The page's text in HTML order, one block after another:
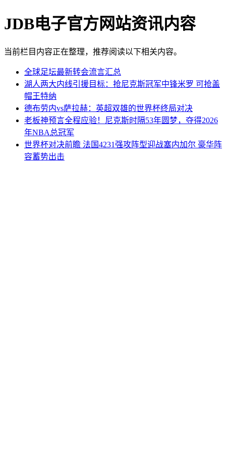
JDB电子官方网站资讯内容
当前栏目内容正在整理，推荐阅读以下相关内容。
全球足坛最新转会流言汇总
湖人两大内线引援目标：抢尼克斯冠军中锋米罗 可抢盖
帽王特纳
德布劳内vs萨拉赫：英超双雄的世界杯终局对决
老板神预言全程应验！尼克斯时隔53年圆梦，夺得2026
年NBA总冠军
世界杯对决前瞻 法国4231强攻阵型迎战塞内加尔 豪华阵
容蓄势出击